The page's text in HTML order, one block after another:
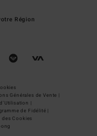
Région
Générales de Vente |
|
de Fidélité |
Cookies